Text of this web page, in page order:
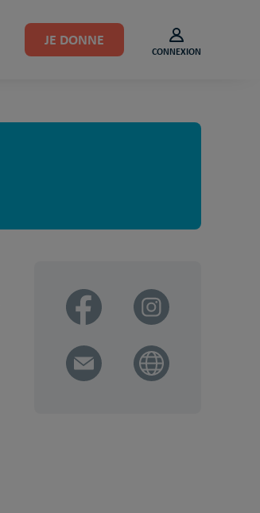
JE DONNE
CONNEXION